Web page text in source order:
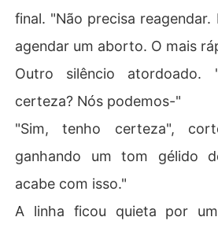
final. "Não precisa reagendar.
agendar um aborto. O mais
Outro silêncio atordoado.
certeza? Nós podemos-"
"Sim, tenho certeza",
ganhando um tom gélido
acabe com isso."
A linha ficou quieta por